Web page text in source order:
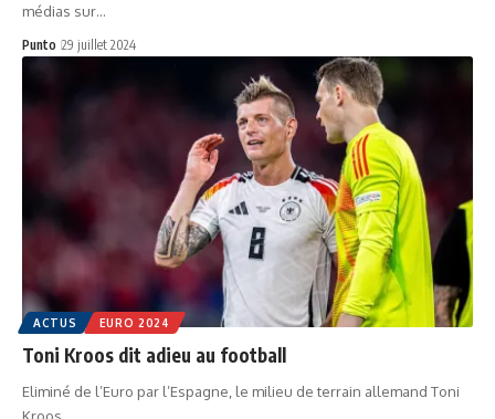
médias sur…
Punto 29 juillet 2024
ACTUS EURO 2024
Toni Kroos dit adieu au football
Eliminé de l’Euro par l’Espagne, le milieu de terrain allemand Toni
Kroos…